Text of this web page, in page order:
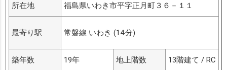
所在地 福島県いわき市平字正月町３６－１１
最寄り駅 常磐線 いわき (14分)
築年数 19年 地上階数 13階建て / RC